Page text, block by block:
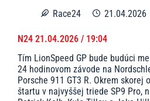
Race24 21.04.2026
N24 21.04.2026 / 19:04
Tím LionSpeed GP bude budúci
24 hodinovom závode na
Porsche 911 GT3 R. Okrem skorej
štartu v najvyššej triede SP9 Pro,